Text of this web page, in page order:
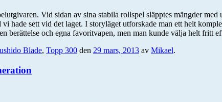
Vid sidan av sina stabila rollspel släpptes mängder
hade sett vid det laget. I storyläget utforskade man ett helt
berättelse och egna favoritvapen, men man kunde välja helt fritt
Blade, Topp 300 den 29 mars, 2013 av Mikael.